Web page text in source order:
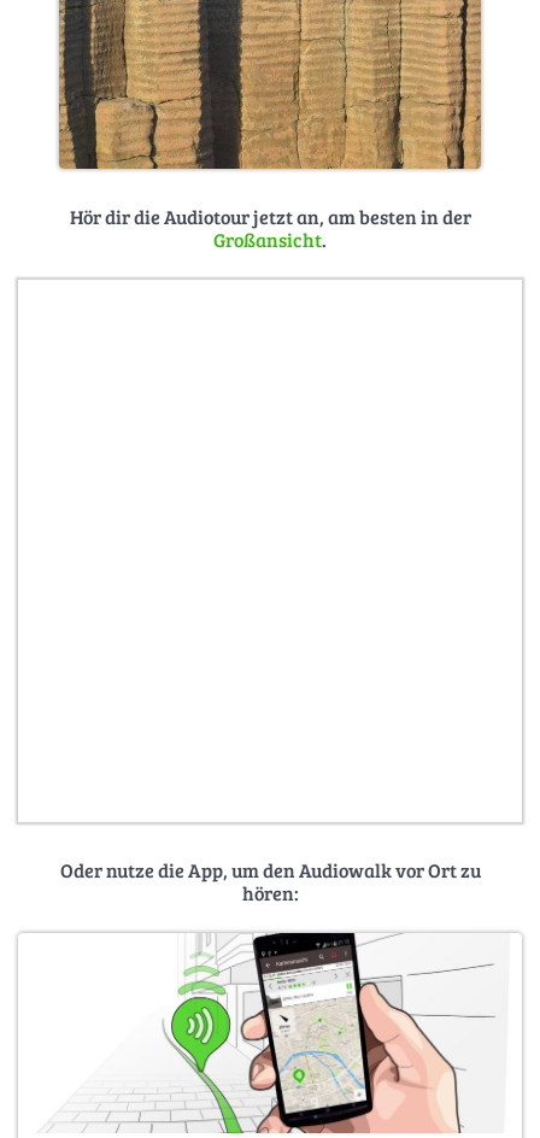
Hör dir die Audiotour jetzt an, am besten in der
Großansicht.
Oder nutze die App, um den Audiowalk vor Ort zu
hören: